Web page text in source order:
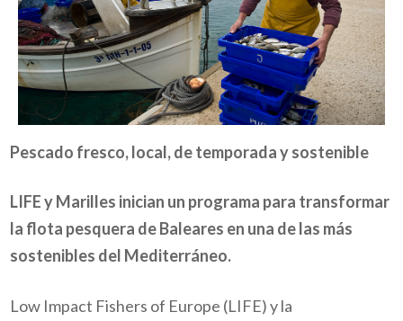
Pescado fresco, local, de temporada y sostenible
LIFE y Marilles inician un programa para transformar
la flota pesquera de Baleares en una de las más
sostenibles del Mediterráneo.
Low Impact Fishers of Europe (LIFE) y la